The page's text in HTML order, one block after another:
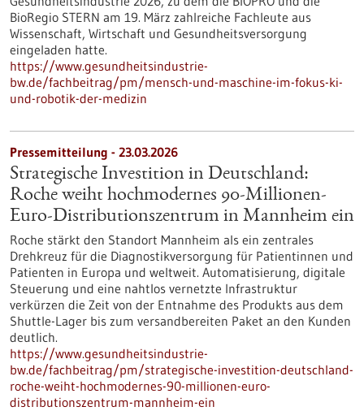
BioRegio STERN am 19. März zahlreiche Fachleute aus
Wissenschaft, Wirtschaft und Gesundheitsversorgung
eingeladen hatte.
https://www.gesundheitsindustrie-
bw.de/fachbeitrag/pm/mensch-und-maschine-im-fokus-ki-
und-robotik-der-medizin
Pressemitteilung - 23.03.2026
Strategische Investition in Deutschland:
Roche weiht hochmodernes 90-Millionen-
Euro-Distributionszentrum in Mannheim ein
Roche stärkt den Standort Mannheim als ein zentrales
Drehkreuz für die Diagnostikversorgung für Patientinnen und
Patienten in Europa und weltweit. Automatisierung, digitale
Steuerung und eine nahtlos vernetzte Infrastruktur
verkürzen die Zeit von der Entnahme des Produkts aus dem
Shuttle-Lager bis zum versandbereiten Paket an den Kunden
deutlich.
https://www.gesundheitsindustrie-
bw.de/fachbeitrag/pm/strategische-investition-deutschland-
roche-weiht-hochmodernes-90-millionen-euro-
distributionszentrum-mannheim-ein